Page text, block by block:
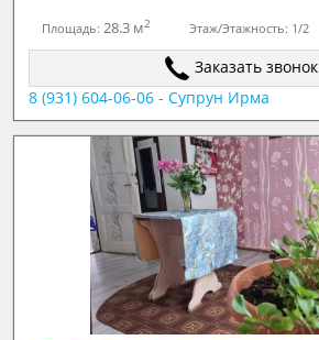
Площадь: 28.3 м2 Этаж/Этажность: 1/2
Заказать звонок
8 (931) 604-06-06 - Супрун Ирма